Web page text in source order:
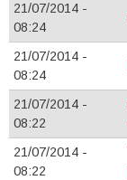
21/07/2014 -
08:24
21/07/2014 -
08:24
21/07/2014 -
08:22
21/07/2014 -
08:22